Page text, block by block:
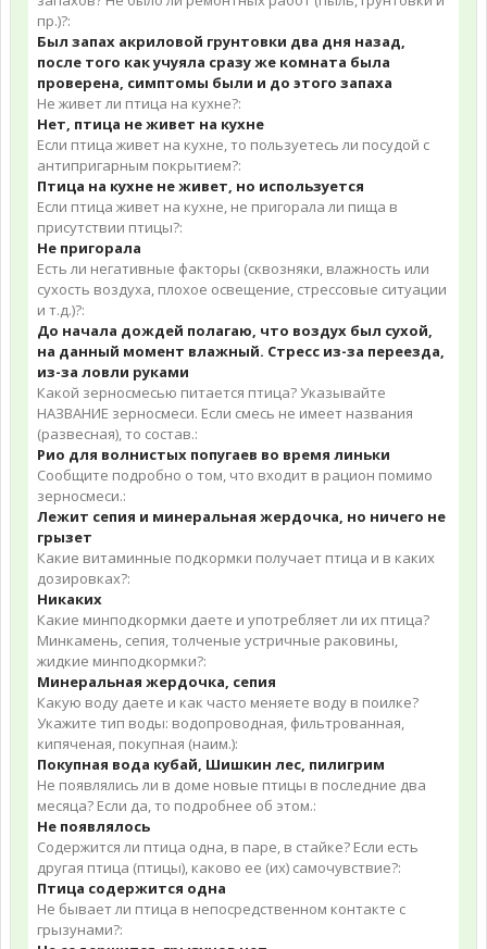
пр.)?:
Был запах акриловой грунтовки два дня назад,
после того как учуяла сразу же комната была
проверена, симптомы были и до этого запаха
Не живет ли птица на кухне?:
Нет, птица не живет на кухне
Если птица живет на кухне, то пользуетесь ли посудой с
антипригарным покрытием?:
Птица на кухне не живет, но используется
Если птица живет на кухне, не пригорала ли пища в
присутствии птицы?:
Не пригорала
Есть ли негативные факторы (сквозняки, влажность или
сухость воздуха, плохое освещение, стрессовые ситуации
и т.д.)?:
До начала дождей полагаю, что воздух был сухой,
на данный момент влажный. Стресс из-за переезда,
из-за ловли руками
Какой зерносмесью питается птица? Указывайте
НАЗВАНИЕ зерносмеси. Если смесь не имеет названия
(развесная), то состав.:
Рио для волнистых попугаев во время линьки
Сообщите подробно о том, что входит в рацион помимо
зерносмеси.:
Лежит сепия и минеральная жердочка, но ничего не
грызет
Какие витаминные подкормки получает птица и в каких
дозировках?:
Никаких
Какие минподкормки даете и употребляет ли их птица?
Минкамень, сепия, толченые устричные раковины,
жидкие минподкормки?:
Минеральная жердочка, сепия
Какую воду даете и как часто меняете воду в поилке?
Укажите тип воды: водопроводная, фильтрованная,
кипяченая, покупная (наим.):
Покупная вода кубай, Шишкин лес, пилигрим
Не появлялись ли в доме новые птицы в последние два
месяца? Если да, то подробнее об этом.:
Не появлялось
Содержится ли птица одна, в паре, в стайке? Если есть
другая птица (птицы), каково ее (их) самочувствие?:
Птица содержится одна
Не бывает ли птица в непосредственном контакте с
грызунами?: